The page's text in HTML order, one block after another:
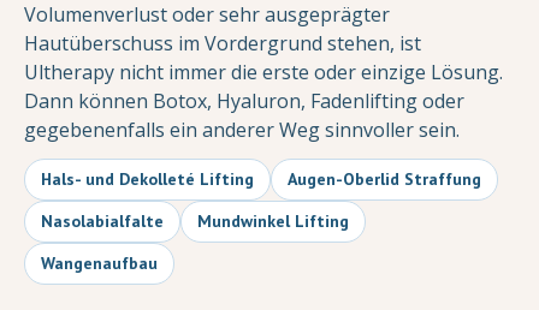
Volumenverlust oder sehr ausgeprägter
Hautüberschuss im Vordergrund stehen, ist
Ultherapy nicht immer die erste oder einzige Lösung.
Dann können Botox, Hyaluron, Fadenlifting oder
gegebenenfalls ein anderer Weg sinnvoller sein.
Hals- und Dekolleté Lifting
Augen-Oberlid Straffung
Nasolabialfalte
Mundwinkel Lifting
Wangenaufbau